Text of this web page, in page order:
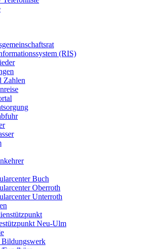
(RIS)
Zahlen
Buch
Oberroth
Unterroth
Neu-Ulm